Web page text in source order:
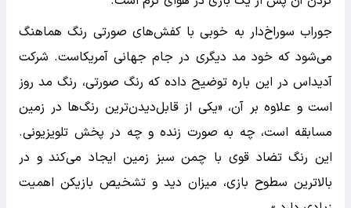
جوراب سوراخ‌دار به خوبی با کفش‌های صورتی رنگ هماهنگ
می‌شود که خود مد دیگری در جام جهانی آمریکاست. شرکت
آدیداس در این باره توضیح داده که رنگ صورتی، رنگ مد روز
است و علاوه بر آن، «یکی از قابل‌دیدن‌ترین رنگ‌ها در زمین
مسابقه است، چه به صورت زنده و چه در پخش تلویزیونی.
این رنگ تضاد قوی با چمن سبز زمین ایجاد می‌کند و در
بالاترین سطوح بازی، میزان دید و تشخیص بازیکن اهمیت